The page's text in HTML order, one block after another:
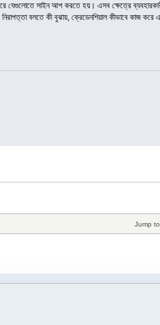
করে যেগুলোতে সাইন আপ করতে হয়। এসব ক্ষেত্রে
নিরাপত্তা বলতে কী বুঝায়, ক্রেডেনশিয়াল কীভাবে কাজ
Jump